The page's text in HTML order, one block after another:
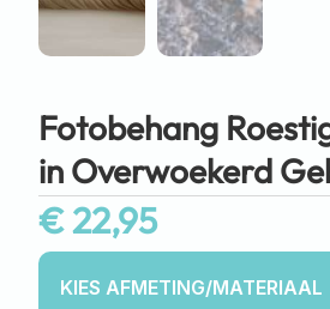
Fotobehang
in Overwoekerd
€22,95